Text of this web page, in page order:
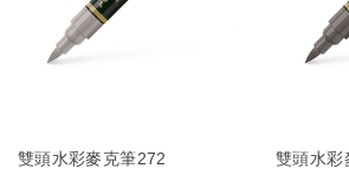
雙頭水彩麥克筆272 雙頭水彩